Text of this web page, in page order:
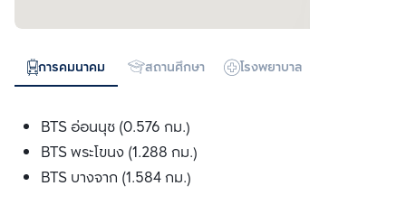
การคมนาคม สถานศึกษา โรงพยาบาล
BTS อ่อนนุช (0.576 กม.)
BTS พระโขนง (1.288 กม.)
BTS บางจาก (1.584 กม.)